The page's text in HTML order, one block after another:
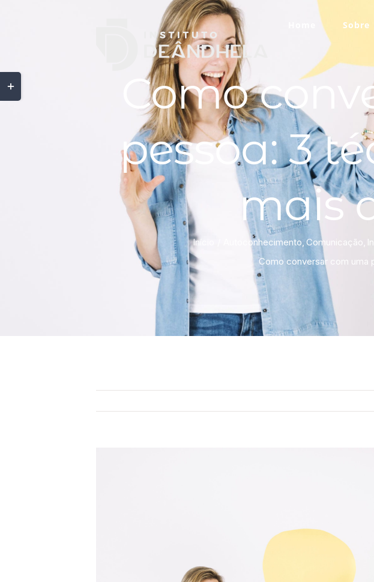
Sobre
Como
pessoa: 3
mais
Início Autoconhecimento Comunicação
Como conversar com uma